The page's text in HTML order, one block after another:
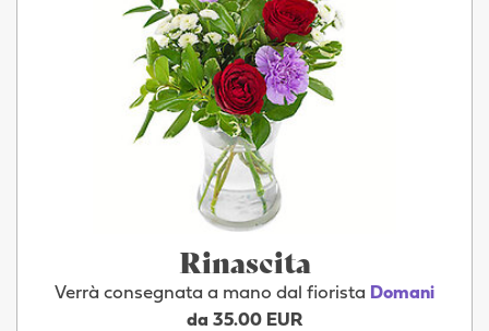
Rinascita
Verrà consegnata a mano dal fiorista Domani
da 35.00 EUR